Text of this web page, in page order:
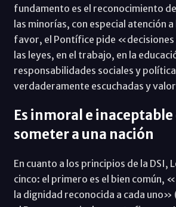
fundamento es el reconocimiento
las minorías, con especial atención a
favor, el Pontífice pide
las leyes, en el trabajo, en la
responsabilidades sociales y
verdaderamente escuchadas y
Es inmoral e
someter a una nación
En cuanto a los principios de la DSI,
cinco: el primero es el bien común,
la dignidad reconocida a cada uno»